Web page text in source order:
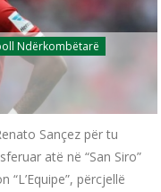
Ndërkombëtarë
Sançez për tu
atë në “San Siro”
përcjellë